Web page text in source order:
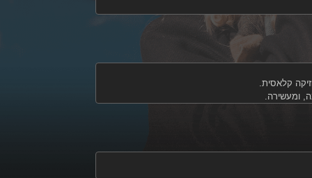
קלאסית.
ומעשירה.